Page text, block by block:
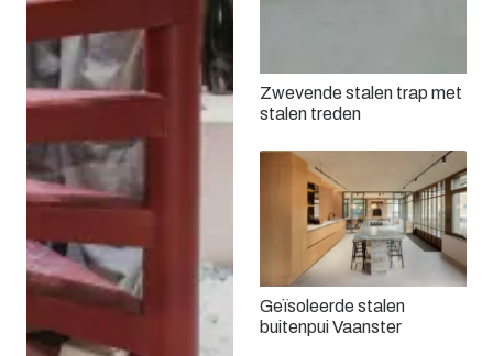
Zwevende stalen trap met
stalen treden
Geïsoleerde stalen
buitenpui Vaanster